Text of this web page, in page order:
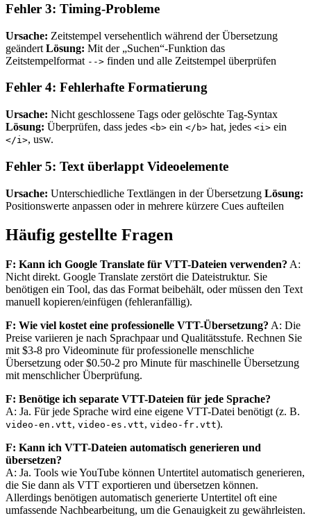
Fehler 3: Timing-Probleme
Ursache: Zeitstempel versehentlich während der Übersetzung
geändert Lösung: Mit der „Suchen“-Funktion das
Zeitstempelformat --> finden und alle Zeitstempel überprüfen
Fehler 4: Fehlerhafte Formatierung
Ursache: Nicht geschlossene Tags oder gelöschte Tag-Syntax
Lösung: Überprüfen, dass jedes <b> ein </b> hat, jedes <i> ein
</i>, usw.
Fehler 5: Text überlappt Videoelemente
Ursache: Unterschiedliche Textlängen in der Übersetzung Lösung:
Positionswerte anpassen oder in mehrere kürzere Cues aufteilen
Häufig gestellte Fragen
F: Kann ich Google Translate für VTT-Dateien verwenden? A:
Nicht direkt. Google Translate zerstört die Dateistruktur. Sie
benötigen ein Tool, das das Format beibehält, oder müssen den Text
manuell kopieren/einfügen (fehleranfällig).
F: Wie viel kostet eine professionelle VTT-Übersetzung? A: Die
Preise variieren je nach Sprachpaar und Qualitätsstufe. Rechnen Sie
mit $3-8 pro Videominute für professionelle menschliche
Übersetzung oder $0.50-2 pro Minute für maschinelle Übersetzung
mit menschlicher Überprüfung.
F: Benötige ich separate VTT-Dateien für jede Sprache?
A: Ja. Für jede Sprache wird eine eigene VTT-Datei benötigt (z. B.
video-en.vtt, video-es.vtt, video-fr.vtt).
F: Kann ich VTT-Dateien automatisch generieren und
übersetzen?
A: Ja. Tools wie YouTube können Untertitel automatisch generieren,
die Sie dann als VTT exportieren und übersetzen können.
Allerdings benötigen automatisch generierte Untertitel oft eine
umfassende Nachbearbeitung, um die Genauigkeit zu gewährleisten.